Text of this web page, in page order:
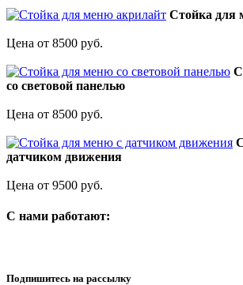
Стойка для
Цена от 8500 руб.
со световой панелью
Цена от 8500 руб.
датчиком движения
Цена от 9500 руб.
C нами работают:
Подпишитесь на рассылку